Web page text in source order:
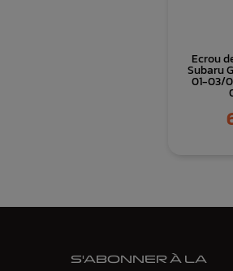
Ecrou
Subaru
01-03/
S'ABONNER À LA